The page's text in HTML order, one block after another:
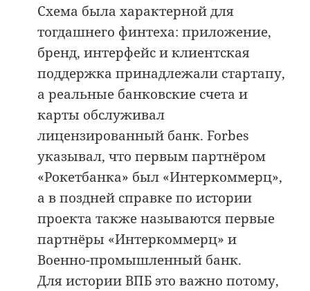
Схема была характерной для
тогдашнего финтеха: приложение,
бренд, интерфейс и клиентская
поддержка принадлежали стартапу,
а реальные банковские счета и
карты обслуживал
лицензированный банк. Forbes
указывал, что первым партнёром
«Рокетбанка» был «Интеркоммерц»,
а в поздней справке по истории
проекта также называются первые
партнёры «Интеркоммерц» и
Военно-промышленный банк.
Для истории ВПБ это важно потому,